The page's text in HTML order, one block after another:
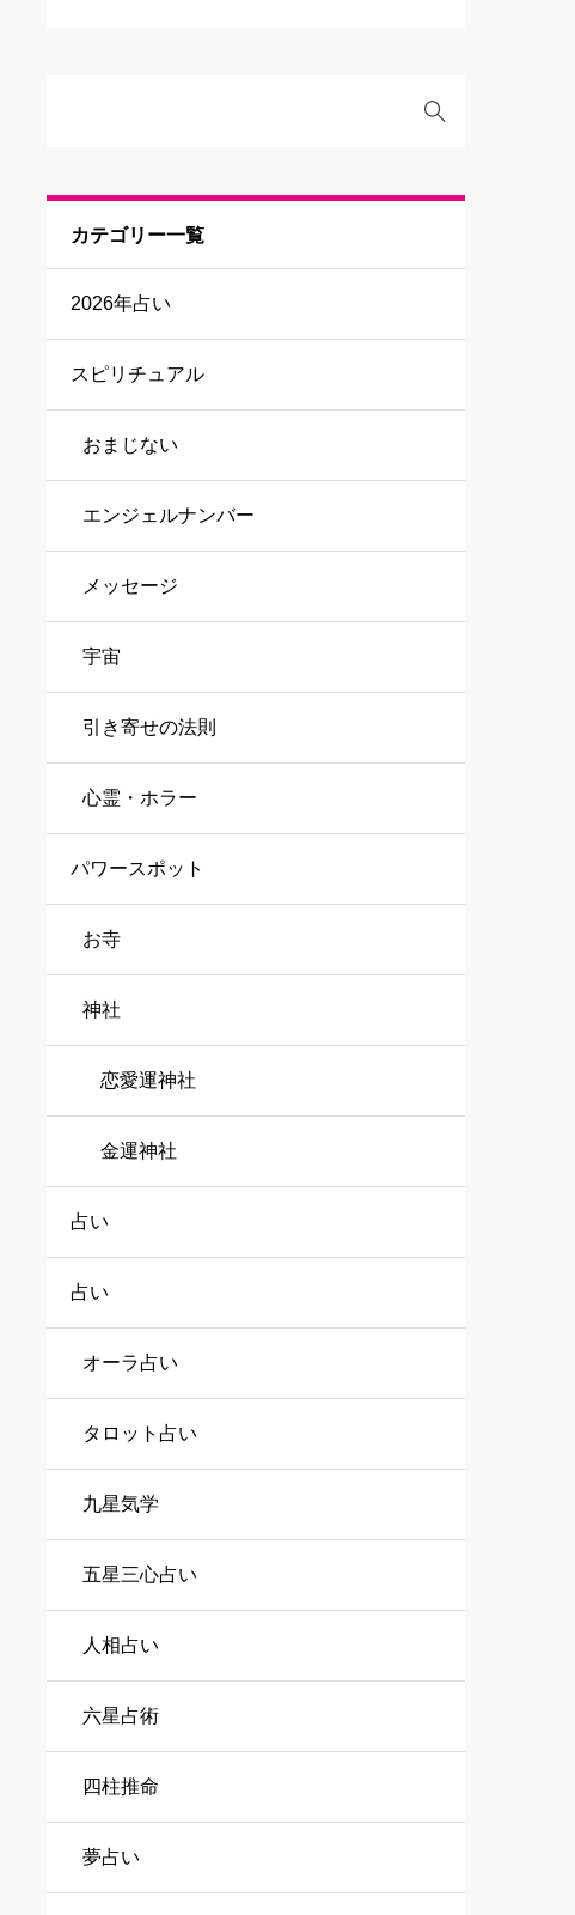
カテゴリー一覧
2026年占い
スピリチュアル
おまじない
エンジェルナンバー
メッセージ
宇宙
引き寄せの法則
心霊・ホラー
パワースポット
お寺
神社
恋愛運神社
金運神社
占い
占い
オーラ占い
タロット占い
九星気学
五星三心占い
人相占い
六星占術
四柱推命
夢占い